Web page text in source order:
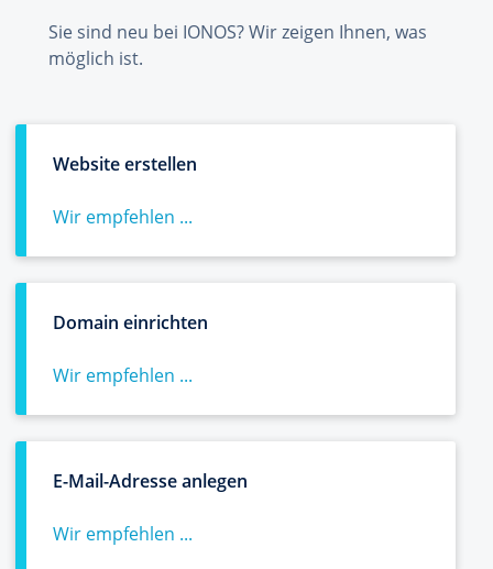
Sie sind neu bei IONOS? Wir zeigen Ihnen, was
möglich ist.
Website erstellen
Wir empfehlen ...
Domain einrichten
Wir empfehlen ...
E-Mail-Adresse anlegen
Wir empfehlen ...